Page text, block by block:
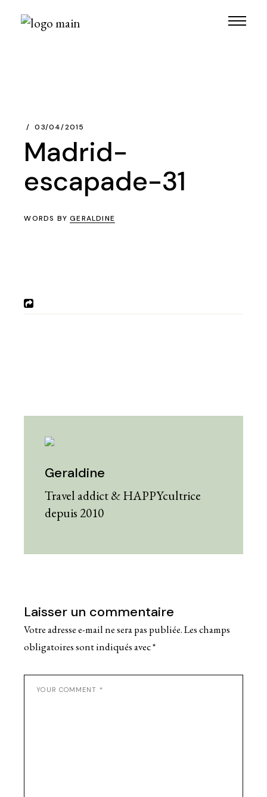
03/04/2015
Madrid-
escapade-31
WORDS BYGERALDINE
Geraldine
Travel addict & HAPPYcultrice
depuis 2010
Laisser un commentaire
Votre adresse e-mail ne sera pas publiée.Les champs
obligatoires sont indiqués avec*